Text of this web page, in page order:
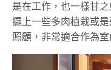
是在工作，也一樣甘
擺上一些多肉植栽或
照顧，非常適合作為